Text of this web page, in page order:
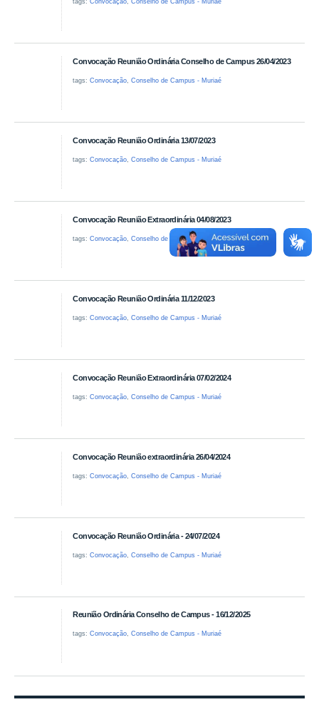
Convocação Reunião Ordinária Conselho de Campus 26/04/2023
tags:Convocação ,Conselho de Campus - Muriaé
Convocação Reunião Ordinária 13/07/2023
tags:Convocação ,Conselho de Campus - Muriaé
Convocação Reunião Extraordinária 04/08/2023
tags:Convocação ,Conselho de Campus - Muriaé
Convocação Reunião Ordinária 11/12/2023
tags:Convocação ,Conselho de Campus - Muriaé
Convocação Reunião Extraordinária 07/02/2024
tags:Convocação ,Conselho de Campus - Muriaé
Convocação Reunião extraordinária 26/04/2024
tags:Convocação ,Conselho de Campus - Muriaé
Convocação Reunião Ordinária - 24/07/2024
tags:Convocação ,Conselho de Campus - Muriaé
Reunião Ordinária Conselho de Campus - 16/12/2025
tags:Convocação,Conselho de Campus - Muriaé